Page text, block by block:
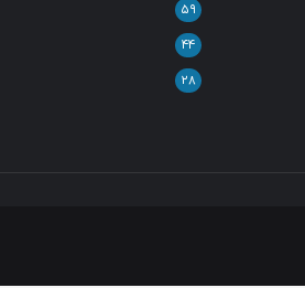
۵۹
۴۴
۲۸